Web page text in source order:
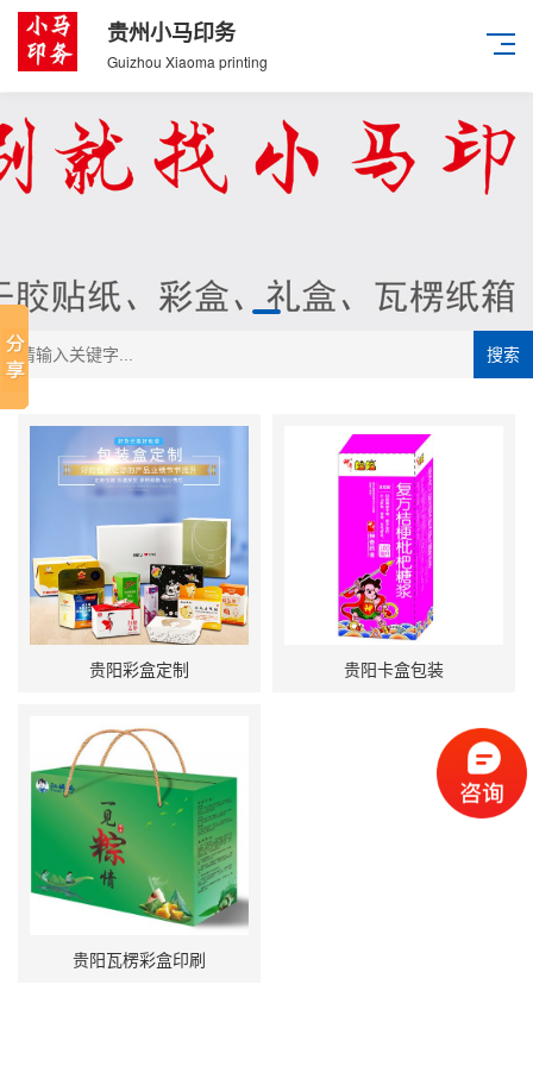
贵州小马印务
Guizhou Xiaoma printing
搜索
贵阳彩盒定制 贵阳卡盒包装
贵阳瓦楞彩盒印刷